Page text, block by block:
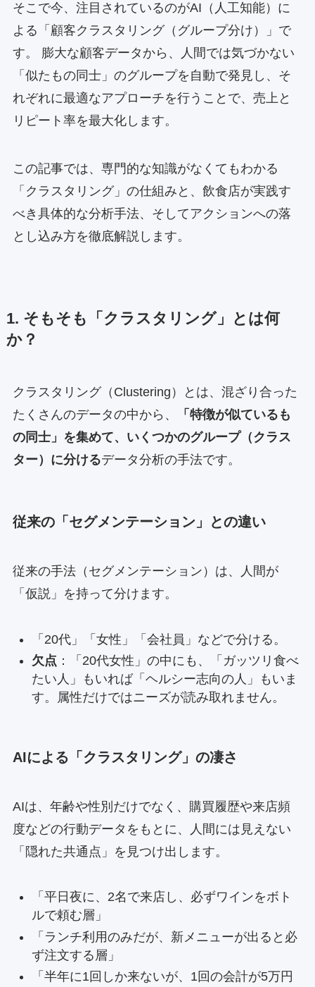
そこで今、注目されているのがAI（人工知能）に
よる「顧客クラスタリング（グループ分け）」で
す。 膨大な顧客データから、人間では気づかない
「似たもの同士」のグループを自動で発見し、そ
れぞれに最適なアプローチを行うことで、売上と
リピート率を最大化します。
この記事では、専門的な知識がなくてもわかる
「クラスタリング」の仕組みと、飲食店が実践す
べき具体的な分析手法、そしてアクションへの落
とし込み方を徹底解説します。
1. そもそも「クラスタリング」とは何
か？
クラスタリング（Clustering）とは、混ざり合った
たくさんのデータの中から、
「特徴が似ているも
の同士」を集めて、いくつかのグループ（クラス
ター）に分けるデータ分析の手法です。
従来の「セグメンテーション」との違い
従来の手法（セグメンテーション）は、人間が
「仮説」を持って分けます。
「20代」「女性」「会社員」などで分ける。
欠点 ：「20代女性」の中にも、「ガッツリ食べ
たい人」もいれば「ヘルシー志向の人」もいま
す。属性だけではニーズが読み取れません。
AIによる「クラスタリング」の凄さ
AIは、年齢や性別だけでなく、購買履歴や来店頻
度などの行動データをもとに、人間には見えない
「隠れた共通点」を見つけ出します。
「平日夜に、2名で来店し、必ずワインをボト
ルで頼む層」
「ランチ利用のみだが、新メニューが出ると必
ず注文する層」
「半年に1回しか来ないが、1回の会計が5万円